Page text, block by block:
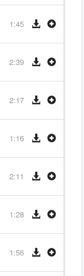
1:45
2:39
2:17
1:16
2:11
1:28
1:56